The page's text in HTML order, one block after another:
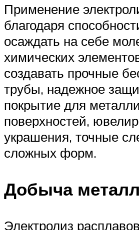
Применение
благодаря
осаждать на себе
химических
создавать прочные
трубы, надежное
покрытие для
поверхностей,
украшения, точные
сложных форм.
Добыча
Электролиз